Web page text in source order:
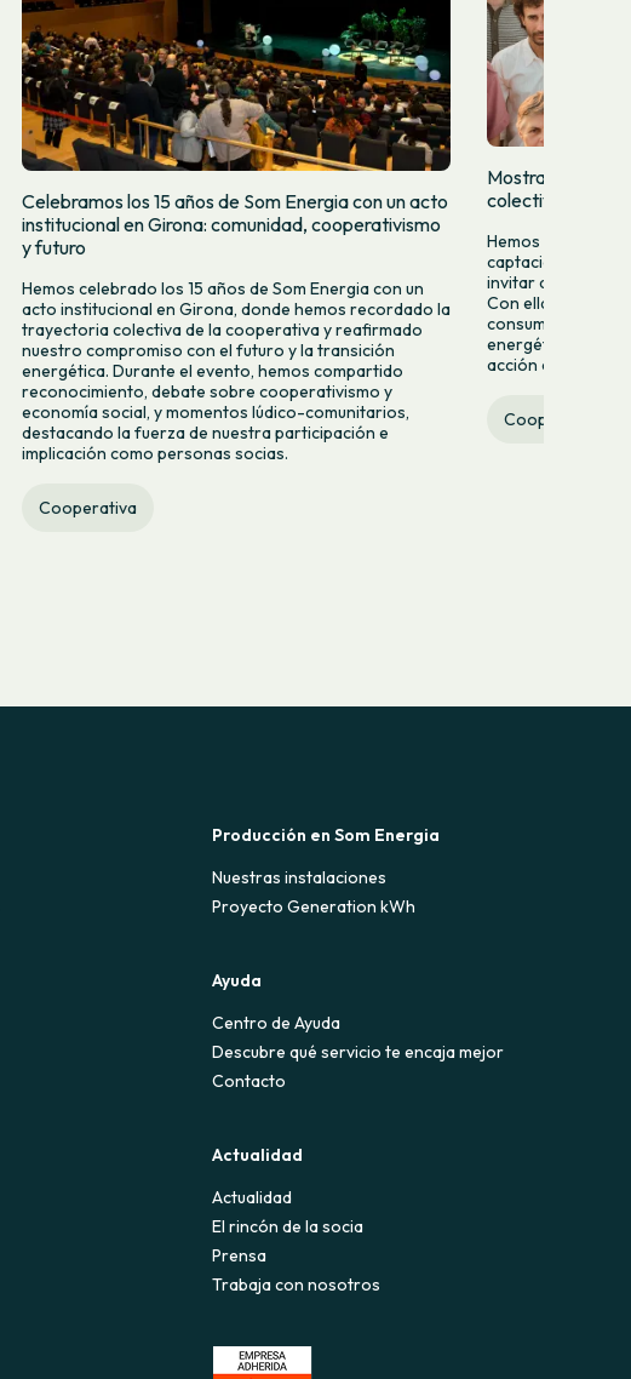
Celebramos los 15 años de Som Energia con un acto
institucional en Girona: comunidad, cooperativismo
y futuro
Hemos celebrado los 15 años de Som Energia con un
acto institucional en Girona, donde hemos recordado la
trayectoria colectiva de la cooperativa y reafirmado
nuestro compromiso con el futuro y la transición
energética. Durante el evento, hemos compartido
reconocimiento, debate sobre cooperativismo y
economía social, y momentos lúdico-comunitarios,
destacando la fuerza de nuestra participación e
implicación como personas socias.
Cooperativa
Mostramos
colectivamente
Hemos lanzado
captación para
invitar a más
Con ella
consumir energía
energético desde
acción colectiva.
Cooperativa
Producción en Som Energia
Nuestras instalaciones
Proyecto Generation kWh
Ayuda
Centro de Ayuda
Descubre qué servicio te encaja mejor
Contacto
Actualidad
Actualidad
El rincón de la socia
Prensa
Trabaja con nosotros